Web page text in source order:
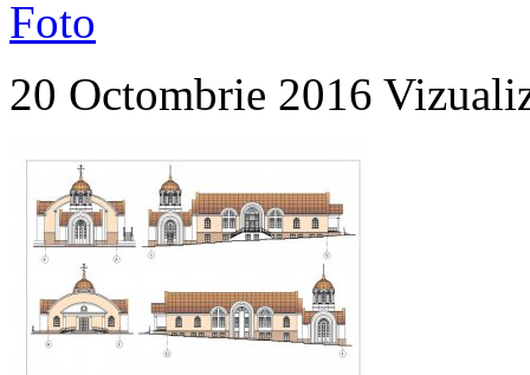
Foto
20 Octombrie 2016